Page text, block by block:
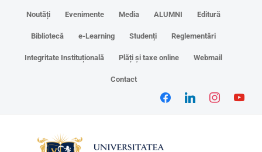
Noutăți Evenimente Media ALUMNI Editură
Bibliotecă e-Learning Studenți Reglementări
Integritate Instituțională Plăți și taxe online Webmail
Contact